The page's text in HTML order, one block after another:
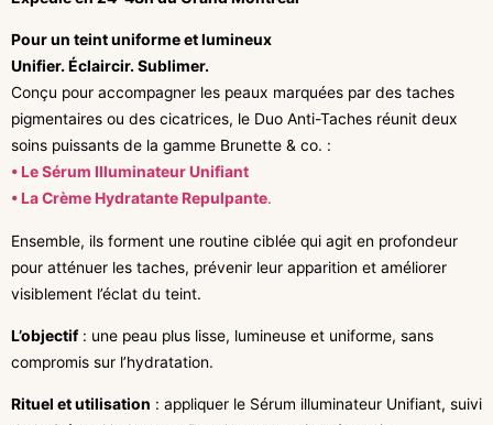
Pour un teint uniforme et lumineux
Unifier. Éclaircir. Sublimer.
Conçu pour accompagner les peaux marquées par des taches
pigmentaires ou des cicatrices, le Duo Anti-Taches réunit deux
soins puissants de la gamme Brunette & co. :
• Le Sérum Illuminateur Unifiant
• La Crème Hydratante Repulpante.
Ensemble, ils forment une routine ciblée qui agit en profondeur
pour atténuer les taches, prévenir leur apparition et améliorer
visiblement l’éclat du teint.
L’objectif: une peau plus lisse, lumineuse et uniforme, sans
compromis sur l’hydratation.
Rituel et utilisation : appliquer le Sérum illuminateur Unifiant, suivi